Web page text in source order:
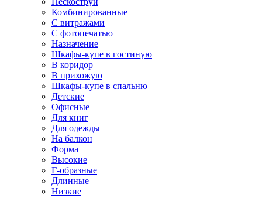
Комбинированные
С витражами
С фотопечатью
Назначение
Шкафы-купе в гостиную
В коридор
В прихожую
Шкафы-купе в спальню
Детские
Офисные
Для книг
Для одежды
На балкон
Форма
Высокие
Г-образные
Длинные
Низкие